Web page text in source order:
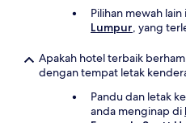
Pilihan mewah lain
Lumpur, yang
Apakah hotel terbaik
dengan tempat letak
Pandu dan letak
anda menginap di